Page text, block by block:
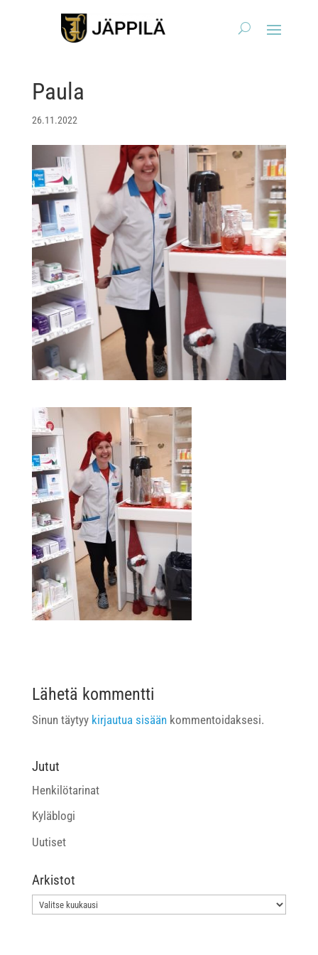
Paula
26.11.2022
Lähetä kommentti
Sinun täytyy kirjautua sisäänkommentoidaksesi.
Jutut
Henkilötarinat
Kyläblogi
Uutiset
Arkistot
Arkistot